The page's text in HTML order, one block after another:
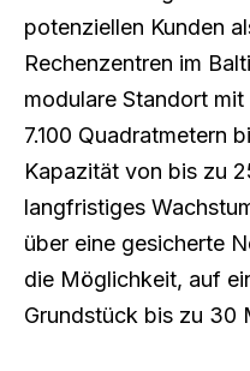
potenziellen Kunden
Rechenzentren im
modulare Standort
7.100 Quadratmetern
Kapazität von bis zu
langfristiges
über eine gesicherte
die Möglichkeit, auf
Grundstück bis zu 30